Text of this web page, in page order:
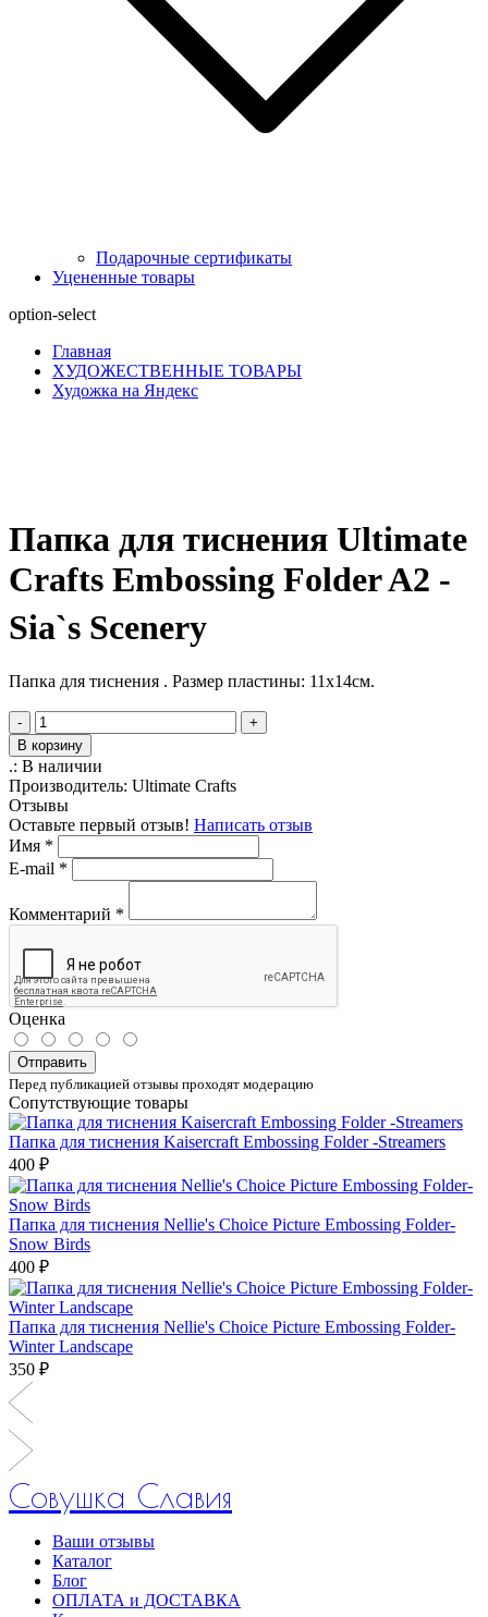
Подарочные сертификаты
Уцененные товары
option-select
Главная
ХУДОЖЕСТВЕННЫЕ ТОВАРЫ
Художка на Яндекс
Папка для тиснения Ultimate
Crafts Embossing Folder A2 -
Sia`s Scenery
Папка для тиснения . Размер пластины: 11х14см.
-
+
В корзину
.: В наличии
Производитель: Ultimate Crafts
Отзывы
Оставьте первый отзыв! Написать отзыв
Имя *
E-mail *
Комментарий *
Оценка
Отправить
Перед публикацией отзывы проходят модерацию
Сопутствующие товары
Папка для тиснения Kaisercraft Embossing Folder -Streamers
400 ₽
Папка для тиснения Nellie's Choice Picture Embossing Folder-
Snow Birds
400 ₽
Папка для тиснения Nellie's Choice Picture Embossing Folder-
Winter Landscape
350 ₽
Совушка Славия
Ваши отзывы
Каталог
Блог
ОПЛАТА и ДОСТАВКА